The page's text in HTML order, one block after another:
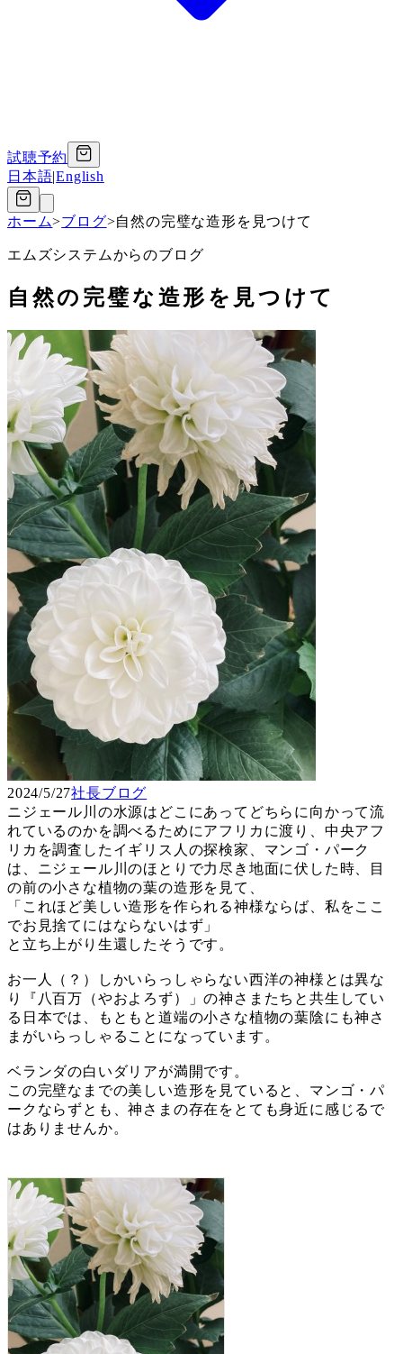
試聴予約
日本語|English
ホーム>ブログ>自然の完璧な造形を見つけて
エムズシステムからのブログ
自然の完璧な造形を見つけて
2024/5/27社長ブログ
ニジェール川の水源はどこにあってどちらに向かって流
れているのかを調べるためにアフリカに渡り、中央アフ
リカを調査したイギリス人の探検家、マンゴ・パーク
は、ニジェール川のほとりで力尽き地面に伏した時、目
の前の小さな植物の葉の造形を見て、
「これほど美しい造形を作られる神様ならば、私をここ
でお見捨てにはならないはず」
と立ち上がり生還したそうです。
お一人（？）しかいらっしゃらない西洋の神様とは異な
り『八百万（やおよろず）」の神さまたちと共生してい
る日本では、もともと道端の小さな植物の葉陰にも神さ
まがいらっしゃることになっています。
ベランダの白いダリアが満開です。
この完壁なまでの美しい造形を見ていると、マンゴ・パ
ークならずとも、神さまの存在をとても身近に感じるで
はありませんか。